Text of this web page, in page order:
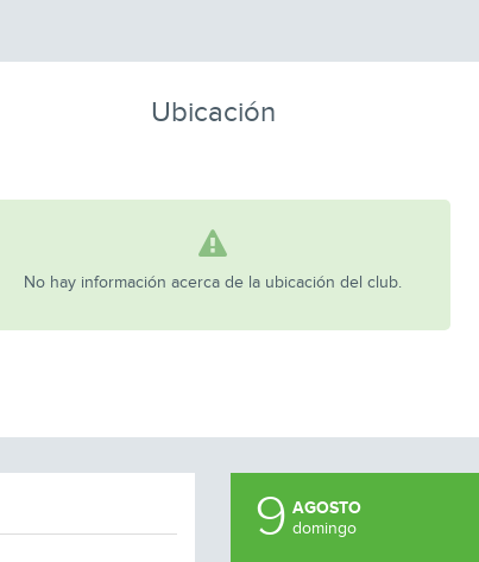
Ubicación
No hay información acerca de la ubicación del club.
9 AGOSTO
domingo